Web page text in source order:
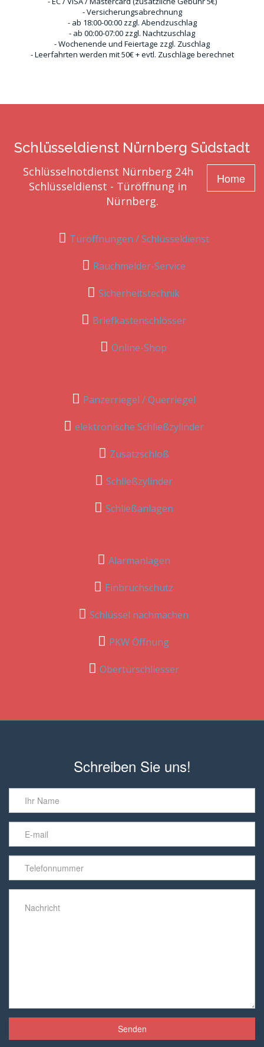
- Versicherungsabrechnung
- ab 18:00-00:00 zzgl. Abendzuschlag
- ab 00:00-07:00 zzgl. Nachtzuschlag
- Wochenende und Feiertage zzgl. Zuschlag
- Leerfahrten werden mit 50€ + evtl. Zuschläge berechnet
Schlüsseldienst Nürnberg Südstadt
Home
Schlüsselnotdienst Nürnberg 24h
Schlüsseldienst - Türöffnung in
Nürnberg.
Türöffnungen / Schlüsseldienst
Rauchmelder-Service
Sicherheitstechnik
Briefkastenschlösser
Online-Shop
Panzerriegel / Querriegel
elektronische Schließzylinder
Zusatzschloß
Schließzylinder
Schließanlagen
Alarmanlagen
Einbruchschutz
Schlüssel nachmachen
PKW Öffnung
Obertürschliesser
Schreiben Sie uns!